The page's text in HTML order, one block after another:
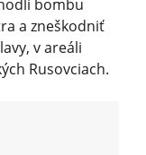
bombu
a zneškodniť
v areáli
Rusovciach.